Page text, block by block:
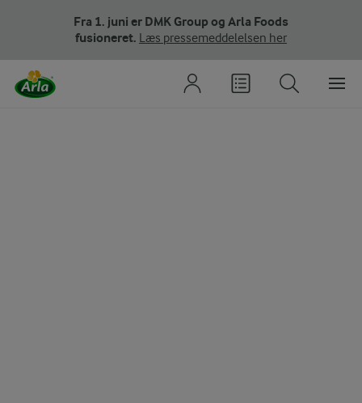
Fra 1. juni er DMK Group og Arla Foods
fusioneret. Læs pressemeddelelsen her